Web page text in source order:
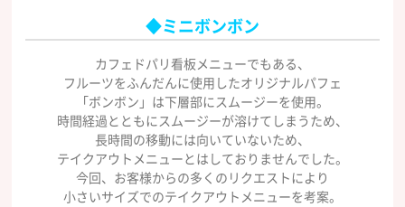
◆ミニボンボン
カフェドパリ看板メニューでもある、
フルーツをふんだんに使用したオリジナルパフェ
「ボンボン」は下層部にスムージーを使用。
時間経過とともにスムージーが溶けてしまうため、
長時間の移動には向いていないため、
テイクアウトメニューとはしておりませんでした。
今回、お客様からの多くのリクエストにより
小さいサイズでのテイクアウトメニューを考案。